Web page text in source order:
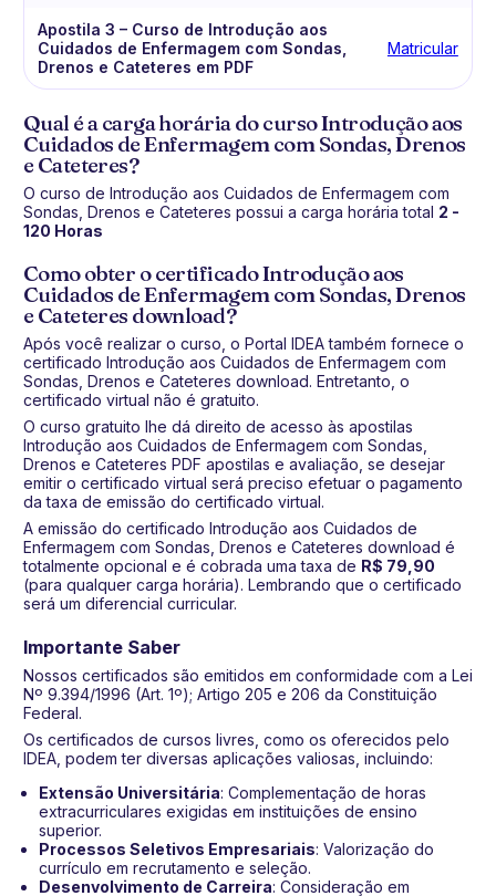
Apostila 3 – Curso de Introdução aos
Cuidados de Enfermagem com Sondas,
Drenos e Cateteres em PDF
Matricular
Qual é a carga horária do curso Introdução aos
Cuidados de Enfermagem com Sondas, Drenos
e Cateteres?
O curso de Introdução aos Cuidados de Enfermagem com
Sondas, Drenos e Cateteres possui a carga horária total 2 -
120 Horas
Como obter o certificado Introdução aos
Cuidados de Enfermagem com Sondas, Drenos
e Cateteres download?
Após você realizar o curso, o Portal IDEA também fornece o
certificado Introdução aos Cuidados de Enfermagem com
Sondas, Drenos e Cateteres download. Entretanto, o
certificado virtual não é gratuito.
O curso gratuito lhe dá direito de acesso às apostilas
Introdução aos Cuidados de Enfermagem com Sondas,
Drenos e Cateteres PDF apostilas e avaliação, se desejar
emitir o certificado virtual será preciso efetuar o pagamento
da taxa de emissão do certificado virtual.
A emissão do certificado Introdução aos Cuidados de
Enfermagem com Sondas, Drenos e Cateteres download é
totalmente opcional e é cobrada uma taxa de R$ 79,90
(para qualquer carga horária). Lembrando que o certificado
será um diferencial curricular.
Importante Saber
Nossos certificados são emitidos em conformidade com a Lei
Nº 9.394/1996 (Art. 1º); Artigo 205 e 206 da Constituição
Federal.
Os certificados de cursos livres, como os oferecidos pelo
IDEA, podem ter diversas aplicações valiosas, incluindo:
Extensão Universitária: Complementação de horas
extracurriculares exigidas em instituições de ensino
superior.
Processos Seletivos Empresariais: Valorização do
currículo em recrutamento e seleção.
Desenvolvimento de Carreira: Consideração em